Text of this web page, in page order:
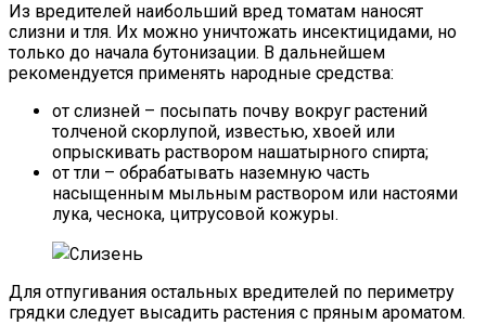
Из вредителей наибольший вред томатам наносят
слизни и тля. Их можно уничтожать инсектицидами, но
только до начала бутонизации. В дальнейшем
рекомендуется применять народные средства:
от слизней – посыпать почву вокруг растений
толченой скорлупой, известью, хвоей или
опрыскивать раствором нашатырного спирта;
от тли – обрабатывать наземную часть
насыщенным мыльным раствором или настоями
лука, чеснока, цитрусовой кожуры.
Для отпугивания остальных вредителей по периметру
грядки следует высадить растения с пряным ароматом.